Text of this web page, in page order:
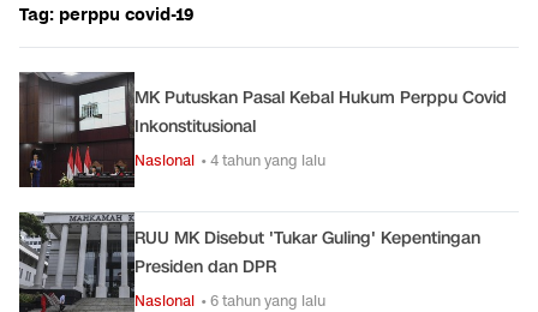
Tag: perppu covid-19
MK Putuskan Pasal Kebal Hukum Perppu Covid
Inkonstitusional
Nasional • 4 tahun yang lalu
RUU MK Disebut 'Tukar Guling' Kepentingan
Presiden dan DPR
Nasional • 6 tahun yang lalu